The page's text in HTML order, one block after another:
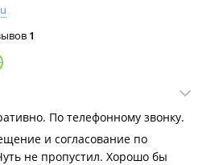
1
По телефонному звонку.
и согласование по
не пропустил. Хорошо бы